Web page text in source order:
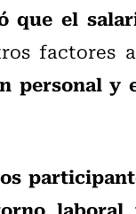
que el
factores
personal y
laboral